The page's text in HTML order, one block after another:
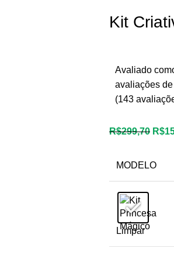
Kit
Avaliado
avaliações
(143
R$299,70 R$
MODELO
Limpar